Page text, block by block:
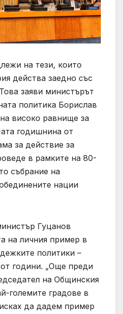
на тези, които
действа заедно със
заяви министърът
политика Борислав
високо равнище за
годишнина от
за действие за
в рамките на 80-
събрание на
нации
Гуцанов
на личния пример в
политики –
години. „Още преди
на Общинския
големите градове в
да дадем пример